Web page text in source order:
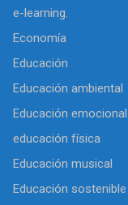
e-learning.
Economía
Educación
Educación ambiental
Educación emocional
educación física
Educación musical
Educación sostenible